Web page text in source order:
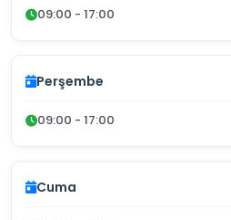
09:00 - 17:00
Perşembe
09:00 - 17:00
Cuma